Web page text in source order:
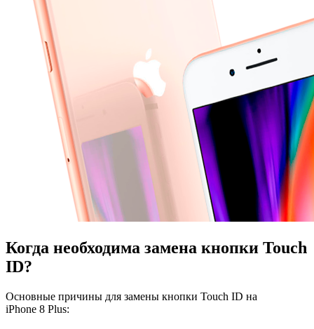
Когда необходима замена кнопки Touch
ID?
Основные причины для замены кнопки Touch ID на
iPhone 8 Plus: